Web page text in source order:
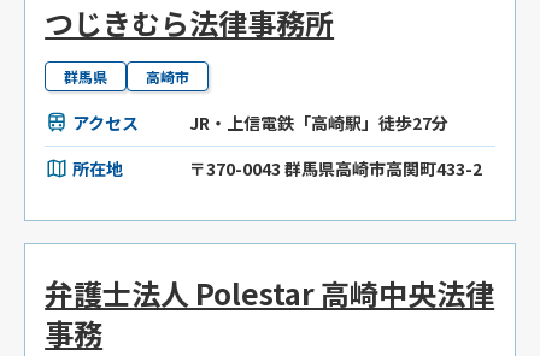
つじきむら法律事務所
群馬県 高崎市
アクセス
JR・上信電鉄「高崎駅」徒歩27分
所在地
〒370-0043 群馬県高崎市高関町433-2
弁護士法人 Polestar 高崎中央法律
事務